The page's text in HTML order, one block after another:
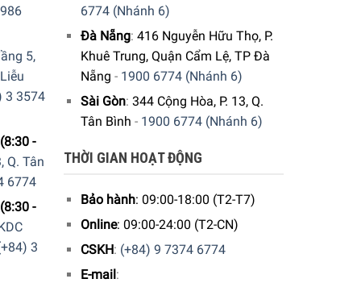
đặt hàng trực tiếp trên website. Gia dụng
5,
3 3574
-
Q. Tân
6774
-
3
6774 (Nhánh 6)
Đà Nẵng: 416 Nguyễn Hữu Thọ, P.
Khuê Trung, Quận Cẩm Lệ, TP Đà
Nẵng - 1900 6774 (Nhánh 6)
Sài Gòn: 344 Cộng Hòa, P. 13, Q.
Tân Bình - 1900 6774 (Nhánh 6)
THỜI GIAN HOẠT ĐỘNG
Bảo hành: 09:00-18:00 (T2-T7)
Online: 09:00-24:00 (T2-CN)
CSKH: (+84) 9 7374 6774
E-mail: